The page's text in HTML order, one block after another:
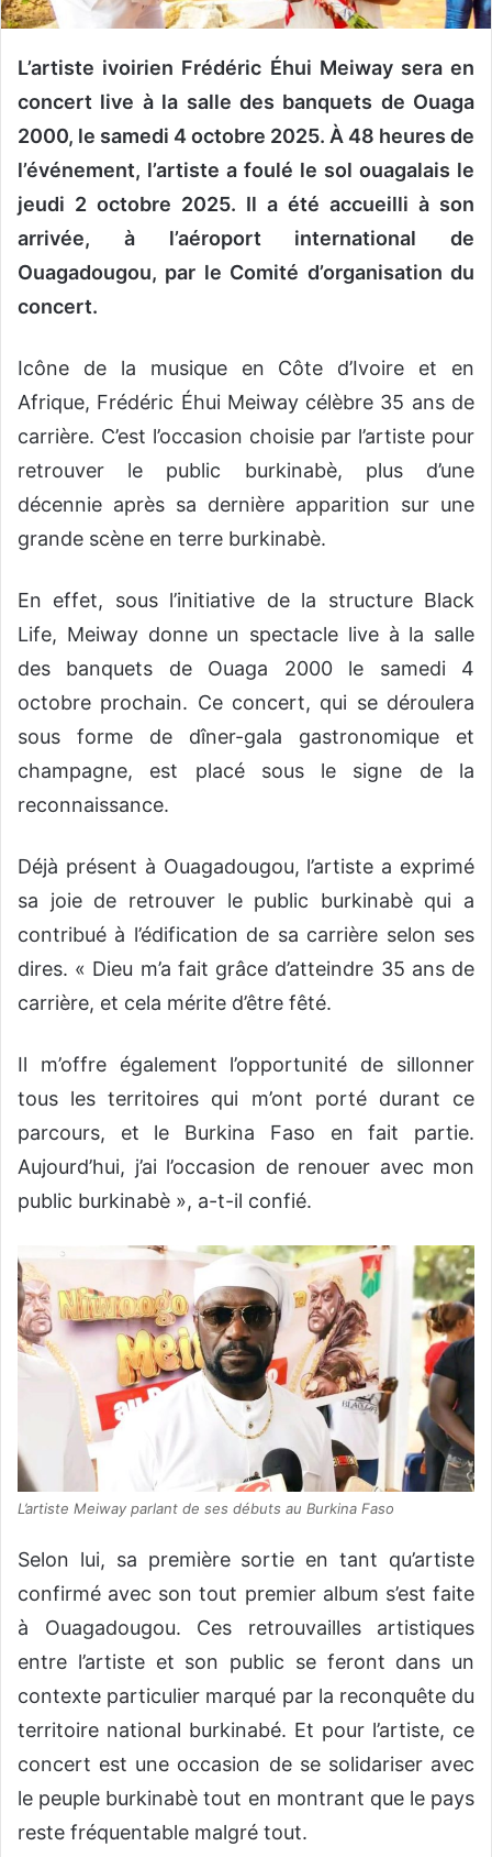
i
l
L’artiste ivoirien Frédéric Éhui Meiway sera en
concert live à la salle des banquets de Ouaga
2000, le samedi 4 octobre 2025. À 48 heures de
l’événement, l’artiste a foulé le sol ouagalais le
jeudi 2 octobre 2025. Il a été accueilli à son
arrivée, à l’aéroport international de
Ouagadougou, par le Comité d’organisation du
concert.
Icône de la musique en Côte d’Ivoire et en
Afrique, Frédéric Éhui Meiway célèbre 35 ans de
carrière. C’est l’occasion choisie par l’artiste pour
retrouver le public burkinabè, plus d’une
décennie après sa dernière apparition sur une
grande scène en terre burkinabè.
En effet, sous l’initiative de la structure Black
Life, Meiway donne un spectacle live à la salle
des banquets de Ouaga 2000 le samedi 4
octobre prochain. Ce concert, qui se déroulera
sous forme de dîner-gala gastronomique et
champagne, est placé sous le signe de la
reconnaissance.
Déjà présent à Ouagadougou, l’artiste a exprimé
sa joie de retrouver le public burkinabè qui a
contribué à l’édification de sa carrière selon ses
dires. « Dieu m’a fait grâce d’atteindre 35 ans de
carrière, et cela mérite d’être fêté.
Il m’offre également l’opportunité de sillonner
tous les territoires qui m’ont porté durant ce
parcours, et le Burkina Faso en fait partie.
Aujourd’hui, j’ai l’occasion de renouer avec mon
public burkinabè », a-t-il confié.
L’artiste Meiway parlant de ses débuts au Burkina Faso
Selon lui, sa première sortie en tant qu’artiste
confirmé avec son tout premier album s’est faite
à Ouagadougou. Ces retrouvailles artistiques
entre l’artiste et son public se feront dans un
contexte particulier marqué par la reconquête du
territoire national burkinabé. Et pour l’artiste, ce
concert est une occasion de se solidariser avec
le peuple burkinabè tout en montrant que le pays
reste fréquentable malgré tout.